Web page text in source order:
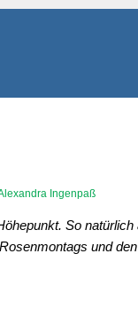
Ingenpaß
So
und